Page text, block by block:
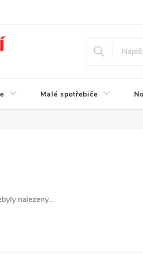
Malé spotřebiče
nalezeny...